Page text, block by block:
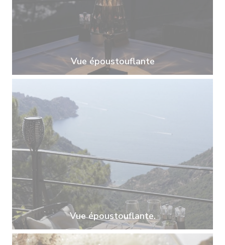
Vue époustouflante
Vue époustouflante.